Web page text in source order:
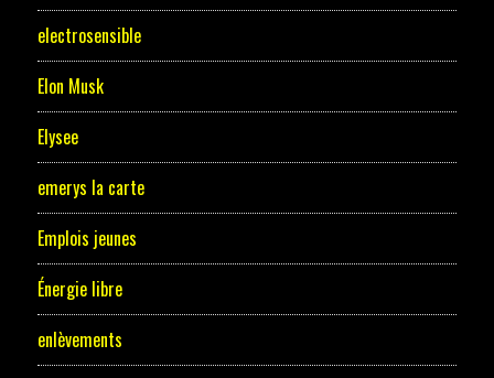
electrosensible
Elon Musk
Elysee
emerys la carte
Emplois jeunes
Énergie libre
enlèvements